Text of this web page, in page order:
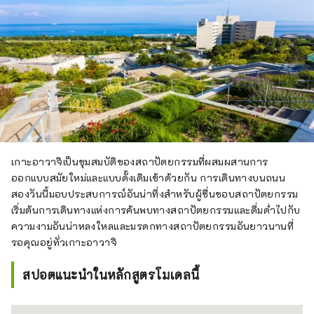
เกาะอาวาจิเป็นขุมสมบัติของสถาปัตยกรรมที่ผสมผสานการ
ออกแบบสมัยใหม่และแบบดั้งเดิมเข้าด้วยกัน การเดินทางบนถนน
สองวันนี้มอบประสบการณ์อันน่าทึ่งสำหรับผู้ชื่นชอบสถาปัตยกรรม
เริ่มต้นการเดินทางแห่งการค้นพบทางสถาปัตยกรรมและดื่มด่ำไปกับ
ความงามอันน่าหลงใหลและมรดกทางสถาปัตยกรรมอันยาวนานที่
รอคุณอยู่ทั่วเกาะอาวาจิ
สปอตแนะนำในหลักสูตรโมเดลนี้